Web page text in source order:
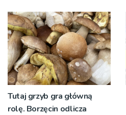
żywo [ZDJĘCIA]
Tutaj grzyb gra główną
rolę. Borzęcin odlicza